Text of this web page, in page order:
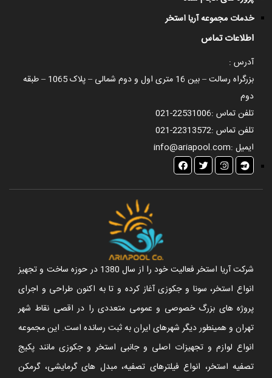
خدمات مجموعه آریا استخر
اطلاعات تماس
آدرس :
بزرگراه رسالت – بین 16 متری اول و دوم شمالی – پلاک 1065 – طبقه
دوم
تلفن تماس :021-22531006
تلفن تماس :021-22313572
ایمیل :info@ariapool.com
شرکت آریا استخر فعالیت خود را از سال 1380 در حوزه ساخت و تجهیز
انواع استخر، سونا و جکوزی آغاز کرده و تا به اکنون طراحی و اجرای
پروژه های بزرگ خصوصی و عمومی متعددی را در اقصی نقاط شهر
تهران و همینطور دیگر شهرهای ایران به ثبت رسانده است. این مجموعه
انواع لوازم و تجهیزات اصلی و جانبی استخر و جکوزی مانند پکیج
تصفیه استخر، انواع فیلترهای تصفیه، مبدل های گرمایشی، گرمکن